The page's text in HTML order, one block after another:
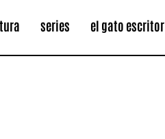
series el gato escritor